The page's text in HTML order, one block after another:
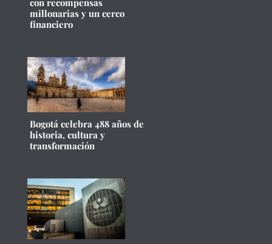
con recompensas
millonarias y un cerco
financiero
Bogotá celebra 488 años de
historia, cultura y
transformación